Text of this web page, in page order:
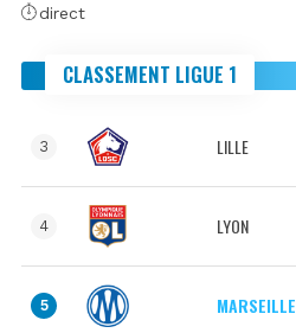
direct
CLASSEMENT LIGUE 1
3 LILLE
4 LYON
5 MARSEILLE